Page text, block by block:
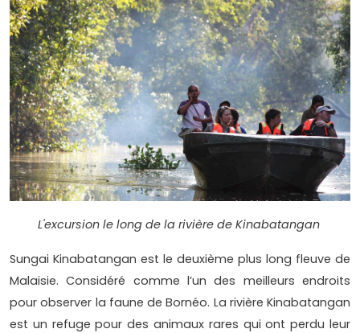
L'excursion le long de la rivière de Kinabatangan
Sungai Kinabatangan est le deuxième plus long fleuve de
Malaisie. Considéré comme l’un des meilleurs endroits
pour observer la faune de Bornéo. La rivière Kinabatangan
est un refuge pour des animaux rares qui ont perdu leur